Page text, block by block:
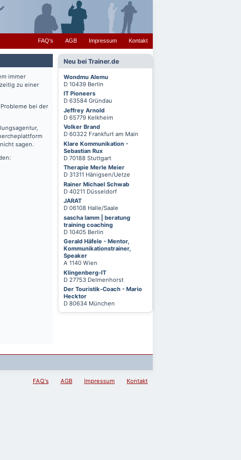
FAQ's AGB Impressum Kontakt
Neu bei Trainer.de
Wondmu Alemu
D 10439 Berlin
IT Pioneers
D 63584 Gründau
Jeffrey Arnold
D 65779 Kelkheim
Volker Brand
D 60322 Frankfurt am Main
Klare Kommunikation -
Sebastian Rux
D 70188 Stuttgart
Therapie Merle Meier
D 31311 Hänigsen/Uetze
Rainer Michael Schwab
D 40211 Düsseldorf
JARAT
D 06108 Halle/Saale
sascha lamm | beratung
training coaching
D 10405 Berlin
Gerald Häfele - Mentor,
Kommunikationstrainer,
Speaker
A 1140 Wien
Klingenberg-IT
D 27753 Delmenhorst
Der Touristik-Coach - Mario
Hecktor
D 80634 München
immer
zu einer
bei der
sagen.
FAQ's AGB Impressum Kontakt